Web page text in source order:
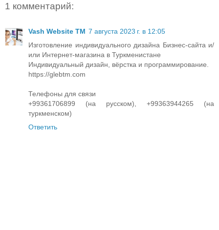
1 комментарий:
Vash Website TM 7 августа 2023 г. в 12:05
Изготовление индивидуального дизайна Бизнес-сайта и/
или Интернет-магазина в Туркменистане
Индивидуальный дизайн, вёрстка и программирование.
https://glebtm.com
Телефоны для связи
+99361706899 (на русском), +99363944265 (на
туркменском)
Ответить